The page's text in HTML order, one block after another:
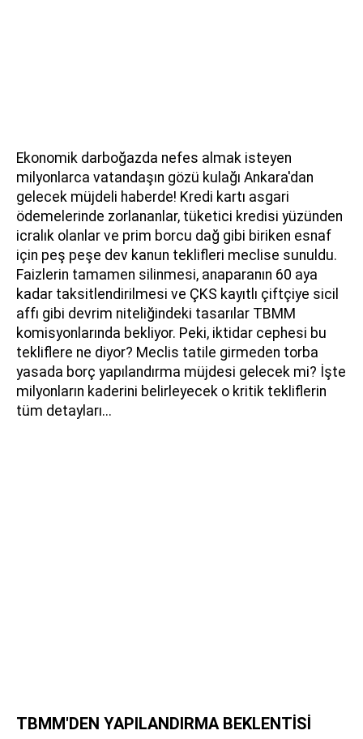
Ekonomik darboğazda nefes almak isteyen
milyonlarca vatandaşın gözü kulağı Ankara'dan
gelecek müjdeli haberde! Kredi kartı asgari
ödemelerinde zorlananlar, tüketici kredisi yüzünden
icralık olanlar ve prim borcu dağ gibi biriken esnaf
için peş peşe dev kanun teklifleri meclise sunuldu.
Faizlerin tamamen silinmesi, anaparanın 60 aya
kadar taksitlendirilmesi ve ÇKS kayıtlı çiftçiye sicil
affı gibi devrim niteliğindeki tasarılar TBMM
komisyonlarında bekliyor. Peki, iktidar cephesi bu
tekliflere ne diyor? Meclis tatile girmeden torba
yasada borç yapılandırma müjdesi gelecek mi? İşte
milyonların kaderini belirleyecek o kritik tekliflerin
tüm detayları...
TBMM'DEN YAPILANDIRMA BEKLENTİSİ